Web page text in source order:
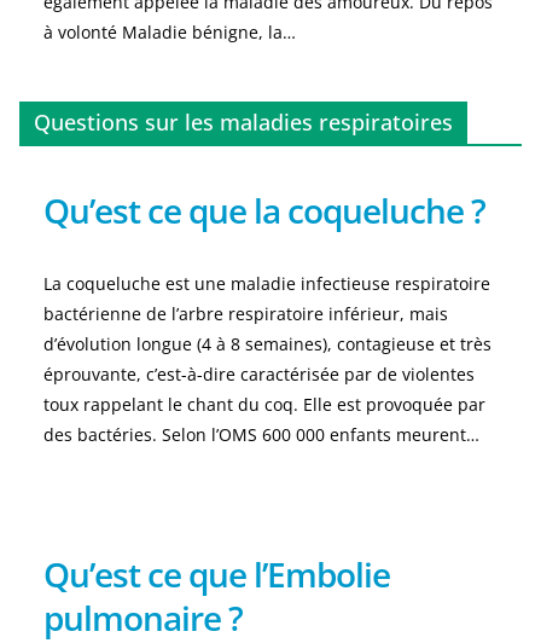
à volonté Maladie bénigne, la…
Questions sur les maladies respiratoires
Qu’est ce que la coqueluche ?
La coqueluche est une maladie infectieuse respiratoire
bactérienne de l’arbre respiratoire inférieur, mais
d’évolution longue (4 à 8 semaines), contagieuse et très
éprouvante, c’est-à-dire caractérisée par de violentes
toux rappelant le chant du coq. Elle est provoquée par
des bactéries. Selon l’OMS 600 000 enfants meurent…
Qu’est ce que l’Embolie
pulmonaire ?